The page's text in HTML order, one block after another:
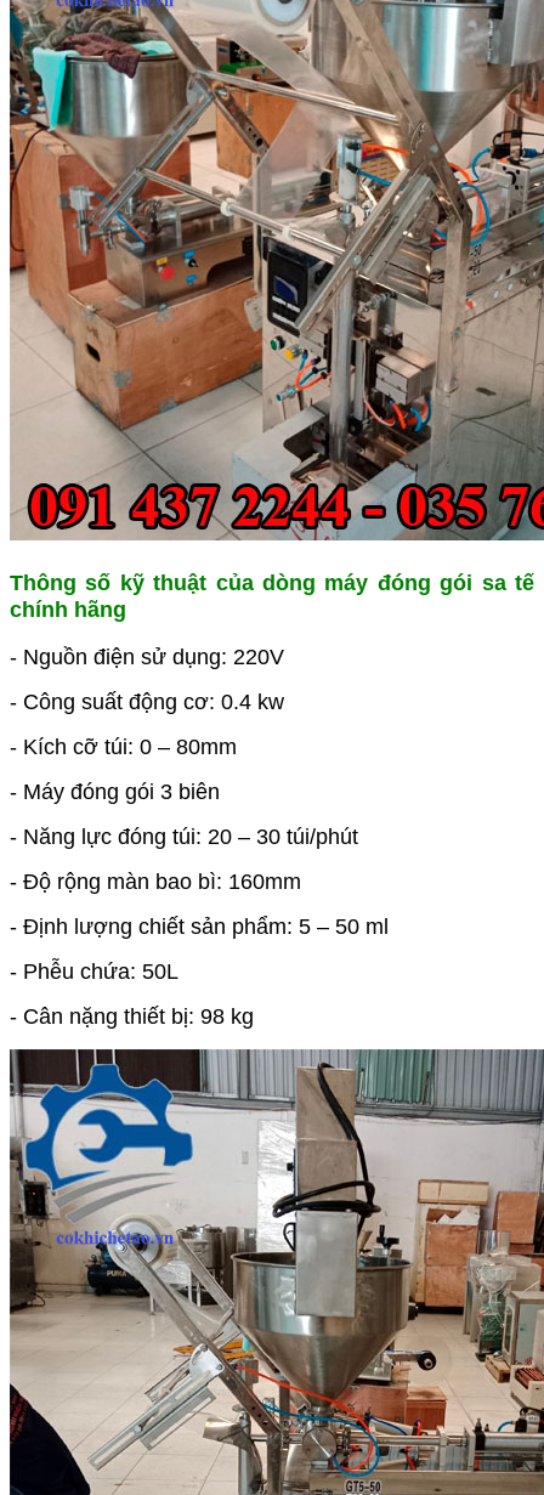
Thông số kỹ thuật của dòng máy đóng gói sa tế
chính hãng
- Nguồn điện sử dụng: 220V
- Công suất động cơ: 0.4 kw
- Kích cỡ túi: 0 – 80mm
- Máy đóng gói 3 biên
- Năng lực đóng túi: 20 – 30 túi/phút
- Độ rộng màn bao bì: 160mm
- Định lượng chiết sản phẩm: 5 – 50 ml
- Phễu chứa: 50L
- Cân nặng thiết bị: 98 kg